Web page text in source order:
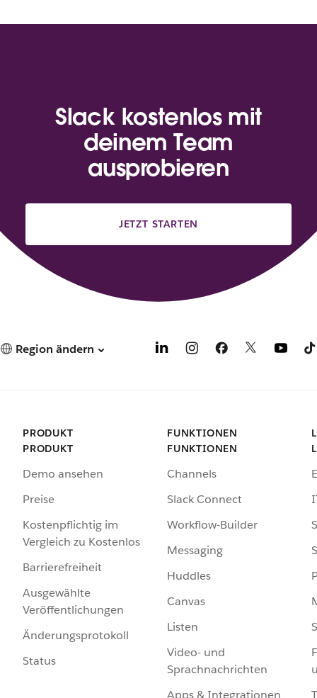
Slack kostenlos mit
deinem Team
ausprobieren
JETZT STARTEN
Region ändern
PRODUKT
PRODUKT
Demo ansehen
Preise
Kostenpflichtig im
Vergleich zu Kostenlos
Barrierefreiheit
Ausgewählte
Veröffentlichungen
Änderungsprotokoll
Status
FUNKTIONEN
FUNKTIONEN
Channels
Slack Connect
Workflow-Builder
Messaging
Huddles
Canvas
Listen
Video- und
Sprachnachrichten
Apps & Integrationen